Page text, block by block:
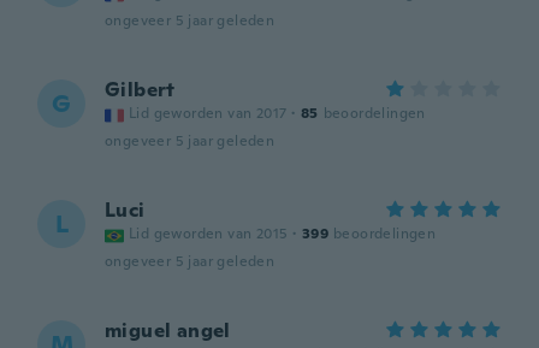
ongeveer 5 jaar geleden
G Gilbert
Lid geworden van 2017 · 85 beoordelingen
ongeveer 5 jaar geleden
L Luci
Lid geworden van 2015 · 399 beoordelingen
ongeveer 5 jaar geleden
miguel angel